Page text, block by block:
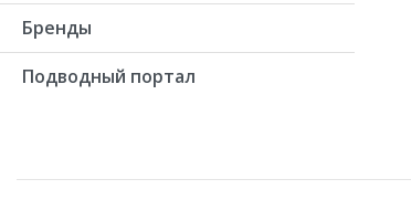
Бренды
Подводный портал